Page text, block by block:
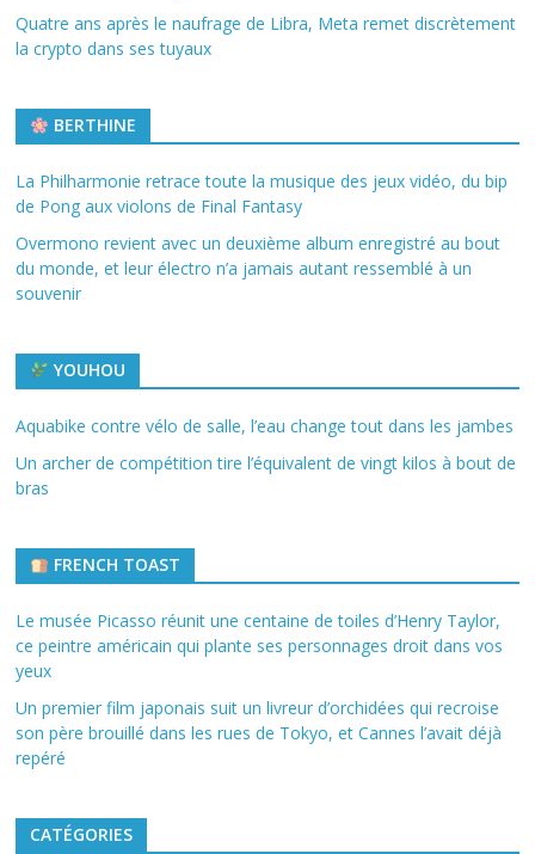
Quatre ans après le naufrage de Libra, Meta remet discrètement
la crypto dans ses tuyaux
BERTHINE
La Philharmonie retrace toute la musique des jeux vidéo, du bip
de Pong aux violons de Final Fantasy
Overmono revient avec un deuxième album enregistré au bout
du monde, et leur électro n’a jamais autant ressemblé à un
souvenir
YOUHOU
Aquabike contre vélo de salle, l’eau change tout dans les jambes
Un archer de compétition tire l’équivalent de vingt kilos à bout de
bras
FRENCH TOAST
Le musée Picasso réunit une centaine de toiles d’Henry Taylor,
ce peintre américain qui plante ses personnages droit dans vos
yeux
Un premier film japonais suit un livreur d’orchidées qui recroise
son père brouillé dans les rues de Tokyo, et Cannes l’avait déjà
repéré
CATÉGORIES